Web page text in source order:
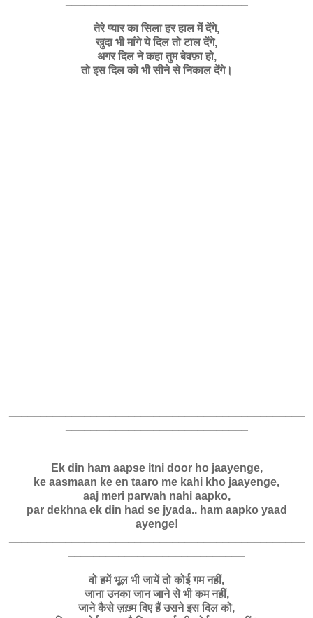
तेरे प्यार का सिला हर हाल में देंगे,
खुदा भी मांगे ये दिल तो टाल देंगे,
अगर दिल ने कहा तुम बेवफ़ा हो,
तो इस दिल को भी सीने से निकाल देंगे।
Ek din ham aapse itni door ho jaayenge,
ke aasmaan ke en taaro me kahi kho jaayenge,
aaj meri parwah nahi aapko,
par dekhna ek din had se jyada.. ham aapko yaad
ayenge!
वो हमें भूल भी जायें तो कोई गम नहीं,
जाना उनका जान जाने से भी कम नहीं,
जाने कैसे ज़ख़्म दिए हैं उसने इस दिल को,